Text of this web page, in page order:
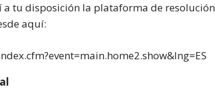
tu disposición la plataforma de
aquí: